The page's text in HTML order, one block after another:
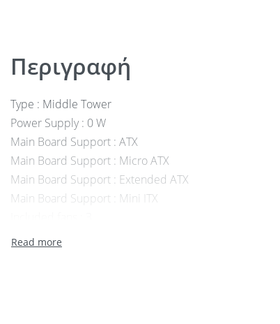
Περιγραφή
Type : Middle Tower
Power Supply : 0 W
Main Board Support : ATX
Main Board Support : Micro ATX
Main Board Support : Extended ATX
Main Board Support : Mini ITX
Radiator Compatibility : Front: 240/280/360mm; Top: